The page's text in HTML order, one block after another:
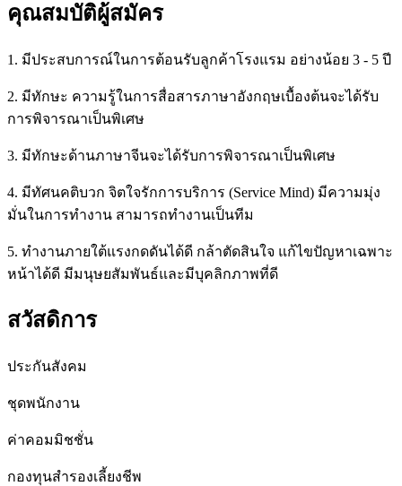
คุณสมบัติผู้สมัคร
1. มีประสบการณ์ในการต้อนรับลูกค้าโรงแรม อย่างน้อย 3 - 5 ปี
2. มีทักษะ ความรู้ในการสื่อสารภาษาอังกฤษเบื้องต้นจะได้รับ
การพิจารณาเป็นพิเศษ
3. มีทักษะด้านภาษาจีนจะได้รับการพิจารณาเป็นพิเศษ
4. มีทัศนคติบวก จิตใจรักการบริการ (Service Mind) มีความมุ่ง
มั่นในการทำงาน สามารถทำงานเป็นทีม
5. ทำงานภายใต้แรงกดดันได้ดี กล้าตัดสินใจ แก้ไขปัญหาเฉพาะ
หน้าได้ดี มีมนุษยสัมพันธ์และมีบุคลิกภาพที่ดี
สวัสดิการ
ประกันสังคม
ชุดพนักงาน
ค่าคอมมิชชั่น
กองทุนสำรองเลี้ยงชีพ